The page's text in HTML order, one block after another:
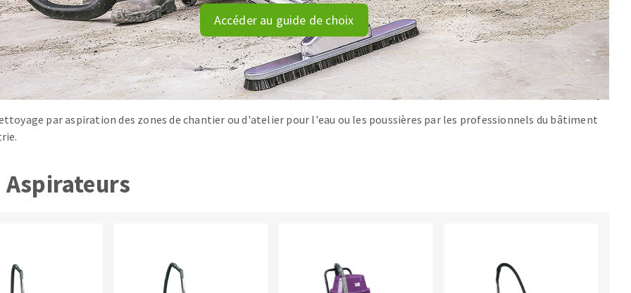
à profil
diamantés
Système auto-nivelant à vis
Système auto-nivelant à cale
Pose des joints
Nettoyage
Accéder au guide de choix
par aspiration des zones de chantier ou d'atelier pour l'eau ou les poussières par les professionnels du bâtiment
Aspirateurs